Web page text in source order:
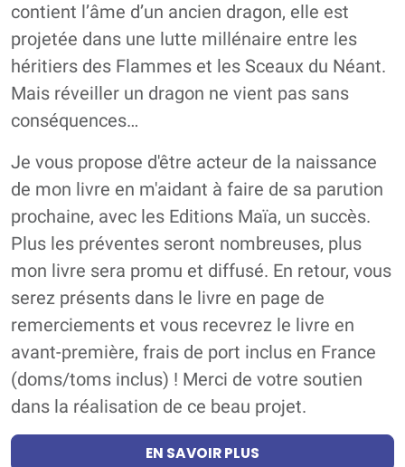
contient l’âme d’un ancien dragon, elle est
projetée dans une lutte millénaire entre les
héritiers des Flammes et les Sceaux du Néant.
Mais réveiller un dragon ne vient pas sans
conséquences…
Je vous propose d'être acteur de la naissance
de mon livre en m'aidant à faire de sa parution
prochaine, avec les Editions Maïa, un succès.
Plus les préventes seront nombreuses, plus
mon livre sera promu et diffusé. En retour, vous
serez présents dans le livre en page de
remerciements et vous recevrez le livre en
avant-première, frais de port inclus en France
(doms/toms inclus) ! Merci de votre soutien
dans la réalisation de ce beau projet.
EN SAVOIR PLUS